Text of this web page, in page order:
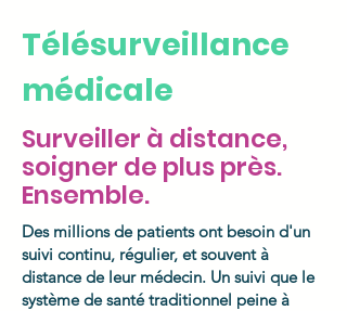
Télésurveillance
médicale
Surveiller à distance,
soigner de plus près.
Ensemble.
Des millions de patients ont besoin d'un
suivi continu, régulier, et souvent à
distance de leur médecin. Un suivi que le
système de santé traditionnel peine à